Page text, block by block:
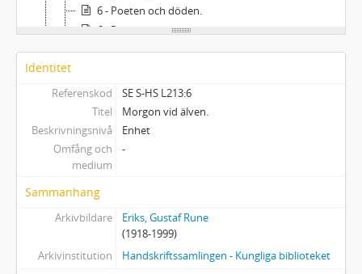
6 - Poeten och döden.
6 - Pubertet.
6 - Red River.
6 - Skalden och döden.
6 - Skråpansiktet.
6 - Snöig morgon.
6 - Som en turist.
6 - Sommarens svala skuggor.
6 - Tavlan.
6 - Tjällossning.
6 - Tornsvalor.
Identitet
Referenskod
SE S-HS L213:6
Titel
Morgon vid älven.
Beskrivningsnivå
Enhet
Omfång och
medium
-
Sammanhang
Arkivbildare
Eriks, Gustaf Rune
(1918-1999)
Arkivinstitution
Handskriftssamlingen - Kungliga biblioteket